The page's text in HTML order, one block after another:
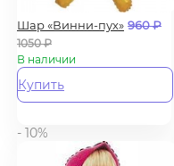
Шар «Винни-пух» 960₽
1050₽
В наличии
Купить
- 10%